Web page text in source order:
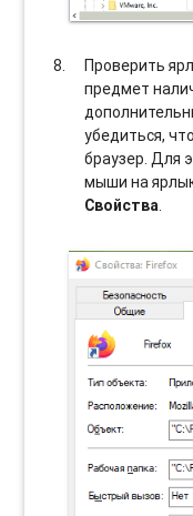
Проверить
предмет
убедиться,
браузер. Для
мыши на
Свойства.